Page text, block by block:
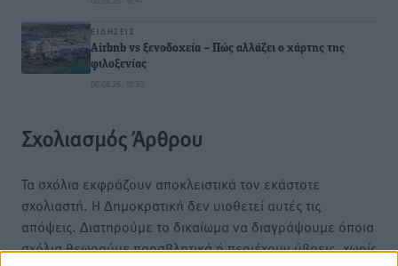
ΕΙΔΉΣΕΙΣ
Airbnb vs ξενοδοχεία – Πώς αλλάζει ο χάρτης της
φιλοξενίας
08.08.26 · 18:30
Σχολιασμός Άρθρου
Τα σχόλια εκφράζουν αποκλειστικά τον εκάστοτε
σχολιαστή. Η Δημοκρατική δεν υιοθετεί αυτές τις
απόψεις. Διατηρούμε το δικαίωμα να διαγράψουμε όποια
σχόλια θεωρούμε προσβλητικά ή περιέχουν ύβρεις, χωρίς